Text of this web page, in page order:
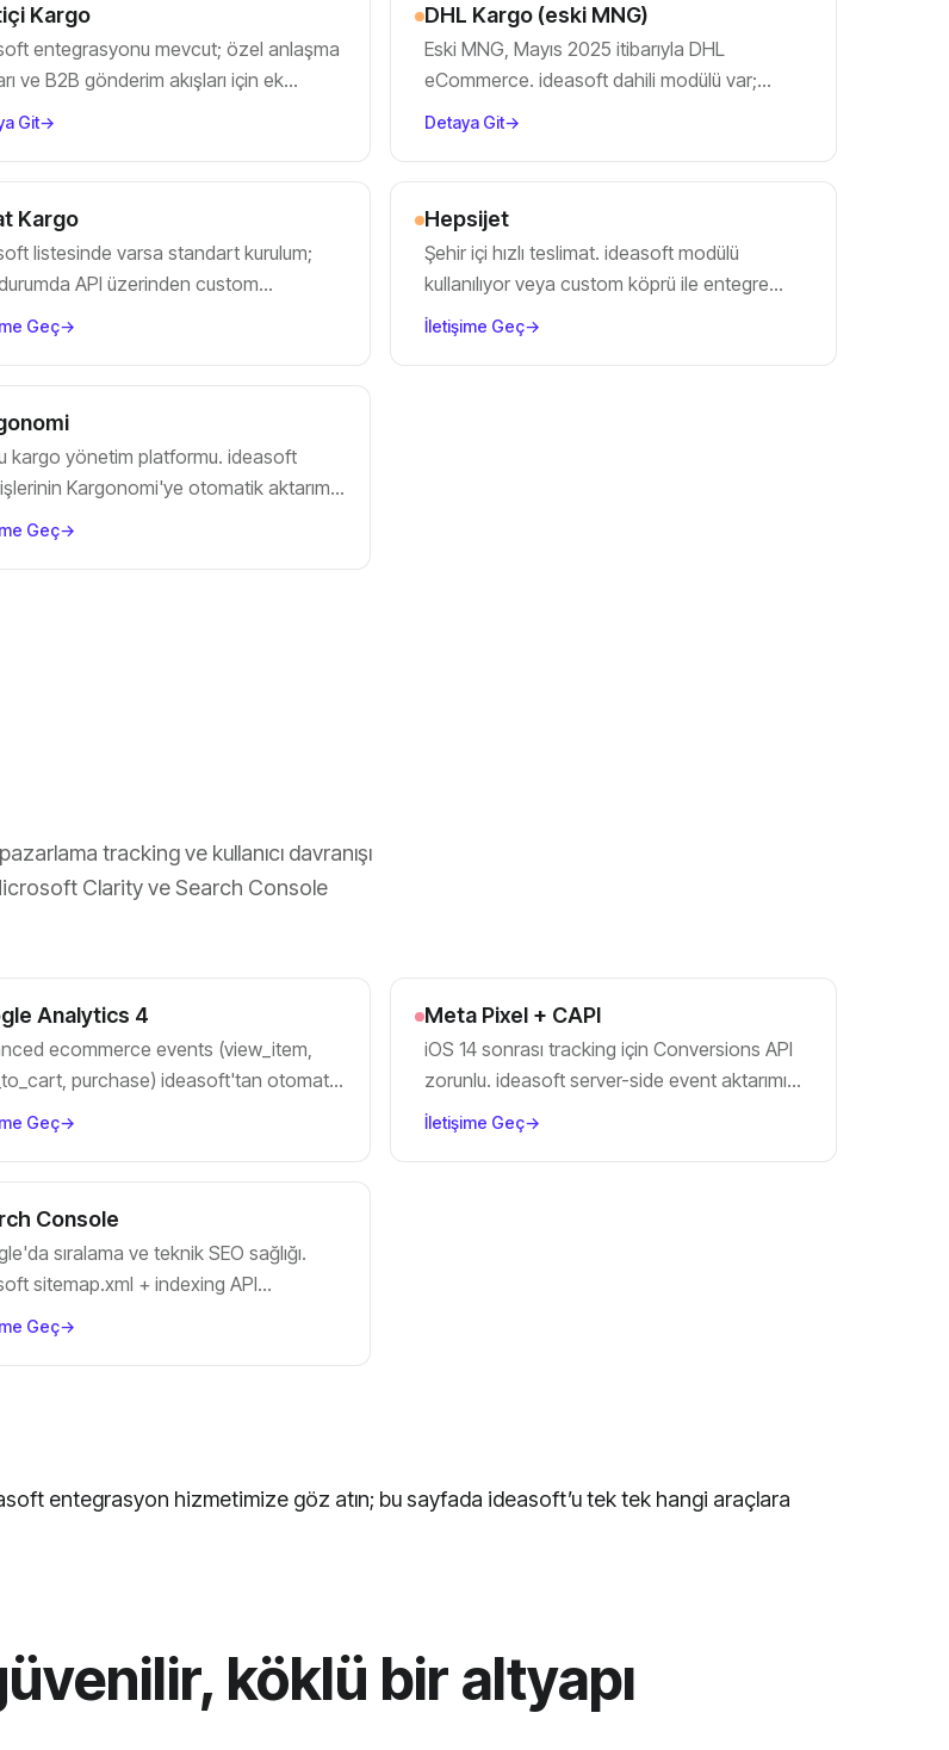
Kargo
entegrasyonu mevcut; özel anlaşma
ve B2B gönderim akışları için ek
Git→
DHL Kargo (eski MNG)
Eski MNG, Mayıs 2025 itibarıyla DHL
eCommerce. ideasoft dahili modülü var;
uluslararası gönderi ve özel yapılandırma için
Detaya Git→
Kargo
listesinde varsa standart kurulum;
API üzerinden custom
Geç→
Hepsijet
Şehir içi hızlı teslimat. ideasoft modülü
kullanılıyor veya custom köprü ile entegre
ediyoruz.
İletişime Geç→
kargo yönetim platformu. ideasoft
Kargonomi'ye otomatik aktarımı
köprü.
Geç→
tracking ve kullanıcı davranışı
Clarity ve Search Console
Analytics 4
ecommerce events (view_item,
purchase) ideasoft'tan otomatik
Türkiye consent mode dahil.
Geç→
Meta Pixel + CAPI
iOS 14 sonrası tracking için Conversions API
zorunlu. ideasoft server-side event aktarımı
kuruluyor.
İletişime Geç→
Console
sıralama ve teknik SEO sağlığı.
sitemap.xml + indexing API
Geç→
entegrasyon hizmetimize göz atın; bu sayfada ideasoft’u tek tek hangi araçlara
köklü bir altyapı